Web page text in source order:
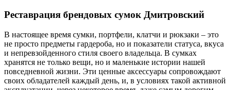
Реставрация брендовых сумок Дмитровский
В настоящее время сумки, портфели, клатчи и рюкзаки – это
не просто предметы гардероба, но и показатели статуса, вкуса
и непревзойденного стиля своего владельца. В сумках
хранятся не только вещи, но и маленькие истории нашей
повседневной жизни. Эти ценные аксессуары сопровождают
своих обладателей каждый день, и, в условиях такой активной